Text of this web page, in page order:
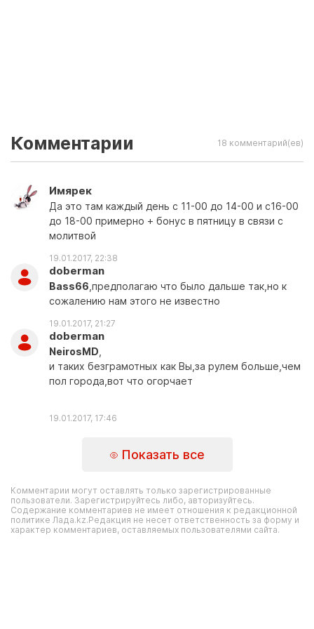
Комментарии 18 комментарий(ев)
Имярек
Да это там каждый день с 11-00 до 14-00 и с16-00
до 18-00 примерно + бонус в пятницу в связи с
молитвой
19.01.2017, 22:38
doberman
Bass66 ,предполагаю что было дальше так,но к
сожалению нам этого не известно
19.01.2017, 21:27
doberman
NeirosMD
и таких безграмотных как Вы,за рулем больше,чем
пол города,вот что огорчает
19.01.2017, 17:46
Показать все
Комментарии могут оставлять только зарегистрированные
пользователи. Зарегистрируйтесь либо, авторизуйтесь.
Содержание комментариев не имеет отношения к редакционной
политике Лада.kz.Редакция не несет ответственность за форму и
характер комментариев, оставляемых пользователями сайта.